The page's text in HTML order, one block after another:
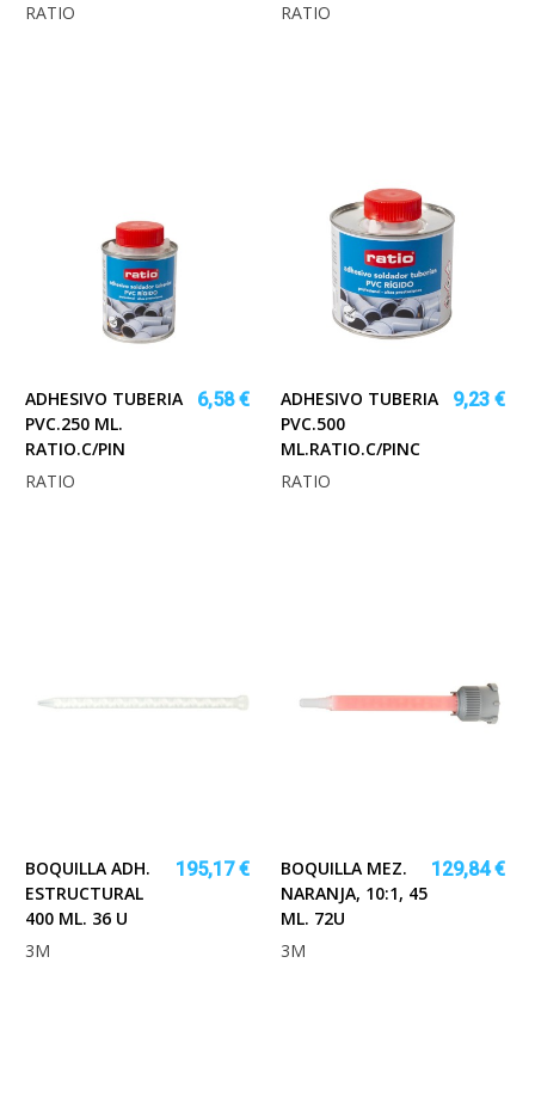
RATIO RATIO
ADHESIVO TUBERIA
PVC.250 ML.
RATIO.C/PIN
6,58 €
RATIO
ADHESIVO TUBERIA
PVC.500
ML.RATIO.C/PINC
9,23 €
RATIO
BOQUILLA ADH.
ESTRUCTURAL
400 ML. 36 U
195,17 €
3M
BOQUILLA MEZ.
NARANJA, 10:1, 45
ML. 72U
129,84 €
3M